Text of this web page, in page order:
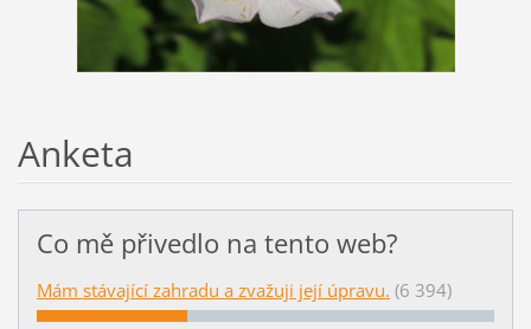
Anketa
Co mě přivedlo na tento web?
Mám stávající zahradu a zvažuji její úpravu. (6 394)